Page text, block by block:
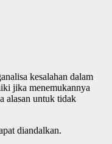
kesalahan dalam
jika menemukannya
alasan untuk tidak
diandalkan.